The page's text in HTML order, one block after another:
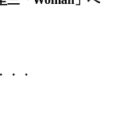
・・